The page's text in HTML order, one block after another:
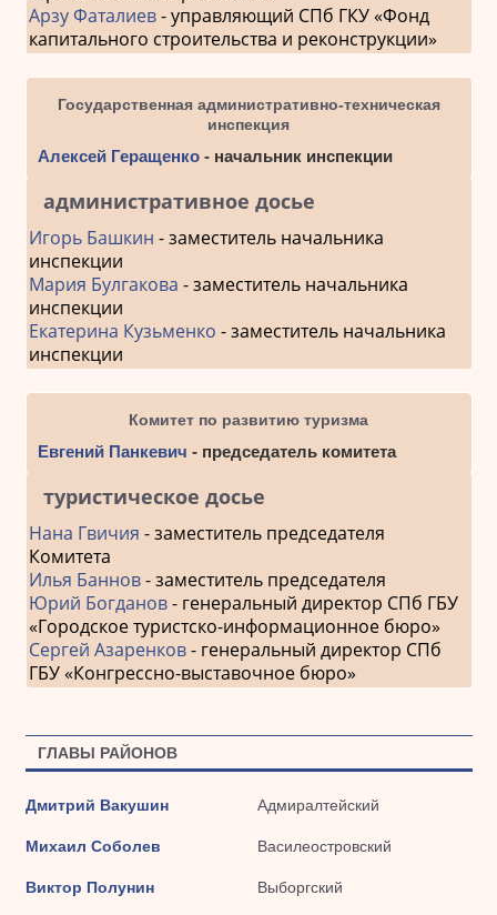
Арзу Фаталиев- управляющий СПб ГКУ «Фонд
капитального строительства и реконструкции»
Государственная административно-техническая
инспекция
Алексей Геращенко- начальник инспекции
административное досье
Игорь Башкин - заместитель начальника
инспекции
Мария Булгакова - заместитель начальника
инспекции
Екатерина Кузьменко - заместитель начальника
инспекции
Комитет по развитию туризма
Евгений Панкевич - председатель комитета
туристическое досье
Нана Гвичия - заместитель председателя
Комитета
Илья Баннов- заместитель председателя
Юрий Богданов- генеральный директор СПб ГБУ
«Городское туристско-информационное бюро»
Сергей Азаренков- генеральный директор СПб
ГБУ «Конгрессно-выставочное бюро»
ГЛАВЫ РАЙОНОВ
Дмитрий Вакушин Адмиралтейский
Михаил Соболев Василеостровский
Виктор Полунин Выборгский